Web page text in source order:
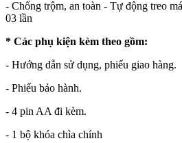
- Chống trộm, an toàn - Tự động treo
03 lần
* Các phụ kiện kèm theo gồm:
- Hướng dẫn sử dụng, phiếu giao hàng.
- Phiếu bảo hành.
- 4 pin AA đi kèm.
- 1 bộ khóa chìa chính